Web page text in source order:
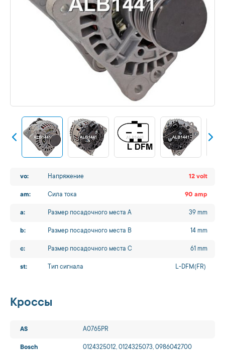
vo: Напряжение 12 volt
am: Сила тока 90 amp
a: Размер посадочного места A 39 mm
b: Размер посадочного места B 14 mm
c: Размер посадочного места C 61 mm
st: Тип сигнала L-DFM(FR)
Кроссы
AS A0765PR
Bosch 0124325012, 0124325073, 0986042700